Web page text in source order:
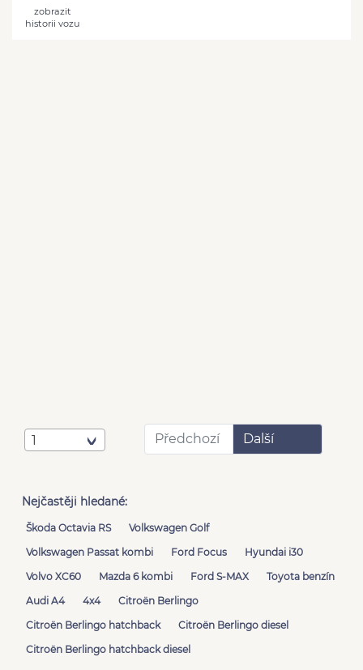
zobrazit
historii vozu
1 Předchozí Další
Nejčastěji hledané:
Škoda Octavia RS
Volkswagen Golf
Volkswagen Passat kombi
Ford Focus
Hyundai i30
Volvo XC60
Mazda 6 kombi Ford S-MAX
Toyota benzín
Audi A4
4x4
Citroën Berlingo
Citroën Berlingo hatchback
Citroën Berlingo diesel
Citroën Berlingo hatchback diesel